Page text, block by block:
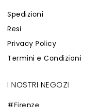
Spedizioni
Resi
Privacy Policy
Termini e Condizioni
I NOSTRI NEGOZI
#Firenze